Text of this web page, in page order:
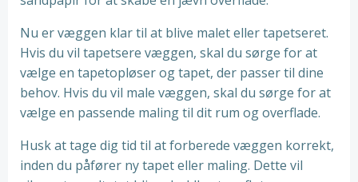
Nu er væggen klar til at blive malet eller tapetseret.
Hvis du vil tapetsere væggen, skal du sørge for at
vælge en tapetopløser og tapet, der passer til dine
behov. Hvis du vil male væggen, skal du sørge for at
vælge en passende maling til dit rum og overflade.
Husk at tage dig tid til at forberede væggen korrekt,
inden du påfører ny tapet eller maling. Dette vil